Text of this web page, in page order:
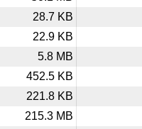
28.7 KB
22.9 KB
5.8 MB
452.5 KB
221.8 KB
215.3 MB